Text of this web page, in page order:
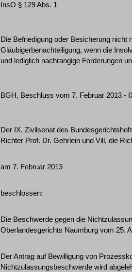
InsO § 129 Abs. 1
Die Befriedigung oder Besicherung nicht
Gläubigerbenachteiligung, wenn die
und lediglich nachrangige Forderungen
BGH, Beschluss vom 7. Februar 2013 -
Der IX. Zivilsenat des
Richter Prof. Dr. Gehrlein und Vill, die
am 7. Februar 2013
beschlossen:
Die Beschwerde gegen die
Oberlandesgerichts Naumburg vom 25.
Der Antrag auf Bewilligung von
Nichtzulassungsbeschwerde wird